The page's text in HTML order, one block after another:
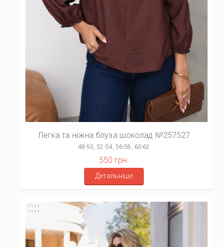
Легка та ніжна блуза шоколад №257527
48-50, 52-54, 56-58, 60-62
550 грн.
Детальніше